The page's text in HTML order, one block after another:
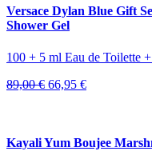
Versace Dylan Blue Gift
Shower Gel
100 + 5 ml Eau de Toilette
89,00€ Oorspronkelijke
66,95 €Huidige
Kayali Yum Boujee